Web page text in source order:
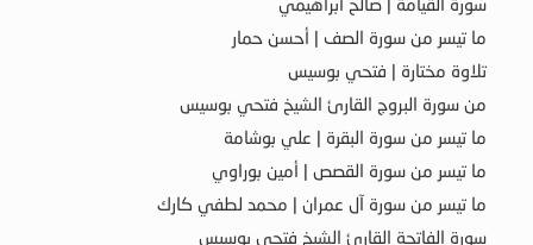
ما تيسر من سورة الصف | أحسن حمار
تلاوة مختارة | فتحي بوسيس
من سورة البروج القارئ الشيخ فتحي بوسيس
ما تيسر من سورة البقرة | علي بوشامة
ما تيسر من سورة القصص | أمين بوراوي
ما تيسر من سورة آل عمران | محمد لطفي كارك
سورة الفاتحة القارئ الشيخ فتحي بوسيس